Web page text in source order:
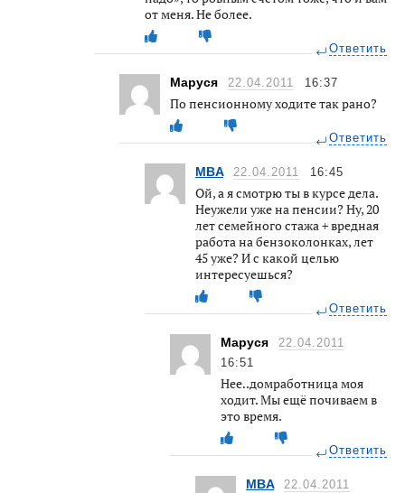
от меня. Не более.
Ответить
Маруся 22.04.2011 16:37
По пенсионному ходите так рано?
Ответить
MBA 22.04.2011 16:45
Ой, а я смотрю ты в курсе дела.
Неужели уже на пенсии? Ну, 20
лет семейного стажа + вредная
работа на бензоколонках, лет
45 уже? И с какой целью
интересуешься?
Ответить
Маруся
22.04.2011
16:51
Нее..домработница моя
ходит. Мы ещё почиваем в
это время.
Ответить
MBA
22.04.2011